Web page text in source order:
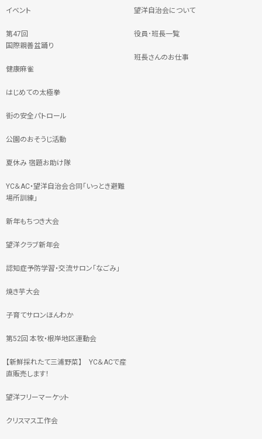
イベント
第47回
国際親善盆踊り
健康麻雀
はじめての太極拳
街の安全パトロール
公園のおそうじ活動
夏休み 宿題お助け隊
YC＆AC・望洋自治会合同「いっとき避難
場所訓練」
新年もちつき大会
望洋クラブ新年会
認知症予防学習・交流サロン「なごみ」
焼き芋大会
子育てサロンほんわか
第52回 本牧・根岸地区運動会
【新鮮採れたて三浦野菜】 YC＆ACで産
直販売します！
望洋フリーマーケット
クリスマス工作会
望洋自治会について
役員･班長一覧
班長さんのお仕事